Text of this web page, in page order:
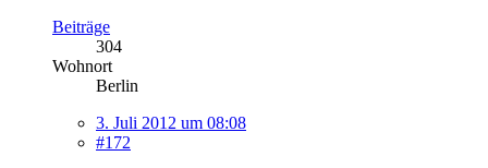
Beiträge
304
Wohnort
Berlin
3. Juli 2012 um 08:08
#172